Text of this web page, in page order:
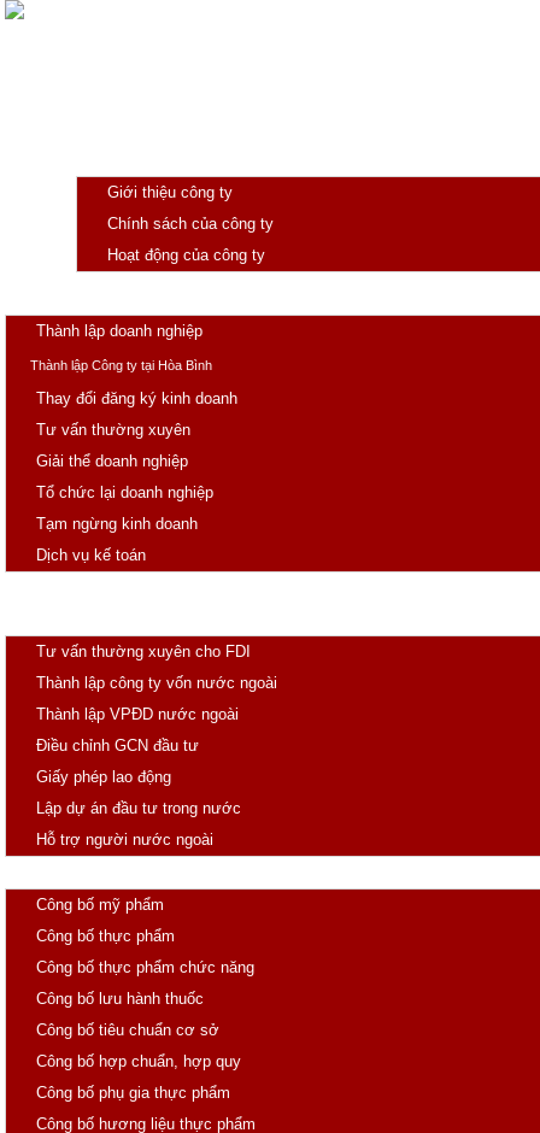
Giới thiệu công ty
Chính sách của công ty
Hoạt động của công ty
Thành lập doanh nghiệp
Thành lập Công ty tại Hòa Bình
Thay đổi đăng ký kinh doanh
Tư vấn thường xuyên
Giải thể doanh nghiệp
Tổ chức lại doanh nghiệp
Tạm ngừng kinh doanh
Dịch vụ kế toán
Tư vấn thường xuyên cho FDI
Thành lập công ty vốn nước ngoài
Thành lập VPĐD nước ngoài
Điều chỉnh GCN đầu tư
Giấy phép lao động
Lập dự án đầu tư trong nước
Hỗ trợ người nước ngoài
Công bố mỹ phẩm
Công bố thực phẩm
Công bố thực phẩm chức năng
Công bố lưu hành thuốc
Công bố tiêu chuẩn cơ sở
Công bố hợp chuẩn, hợp quy
Công bố phụ gia thực phẩm
Công bố hương liệu thực phẩm